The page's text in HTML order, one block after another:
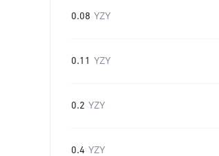
0.08 YZY
0.11 YZY
0.2 YZY
0.4 YZY